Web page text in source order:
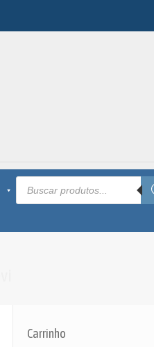
Pesquisar
produtos
Carrinho